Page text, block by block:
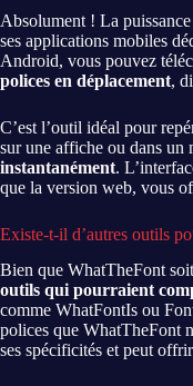
Absolument ! La
ses applications mobiles
Android, vous pouvez
polices en déplacement,
C’est l’outil idéal pour
sur une affiche ou dans un
instantanément.
que la version web, vous
Existe-t-il d’autres outils
Bien que WhatTheFont
outils qui pourraient
comme WhatFontIs ou
polices que WhatTheFont
ses spécificités et peut